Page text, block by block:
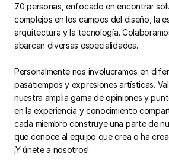
70 personas, enfocado en encontrar
complejos en los campos del diseño, la
arquitectura y la tecnología.
abarcan diversas especialidades.
Personalmente nos involucramos en
pasatiempos y expresiones artísticas.
nuestra amplia gama de opiniones y
en la experiencia y conocimiento
cada miembro construye una parte de
que conoce al equipo que crea o ha
¡Y únete a nosotros!